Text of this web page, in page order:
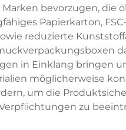
bevorzugen, die
Papierkarton,
reduzierte
in Einklang bringen
möglicherweise
um die
zu